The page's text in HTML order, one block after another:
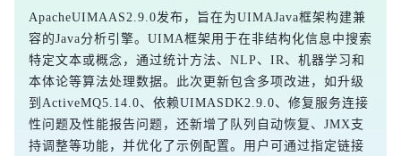
ApacheUIMAAS2.9.0发布，旨在为UIMAJava框架构建兼
容的Java分析引擎。UIMA框架用于在非结构化信息中搜索
特定文本或概念，通过统计方法、NLP、IR、机器学习和
本体论等算法处理数据。此次更新包含多项改进，如升级
到ActiveMQ5.14.0、依赖UIMASDK2.9.0、修复服务连接
性问题及性能报告问题，还新增了队列自动恢复、JMX支
持调整等功能，并优化了示例配置。用户可通过指定链接